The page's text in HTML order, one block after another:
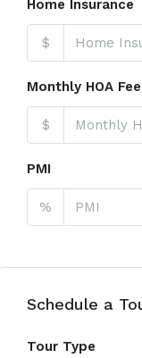
Home Insurance
$
Monthly HOA
$
PMI
%
Schedule a
Tour Type